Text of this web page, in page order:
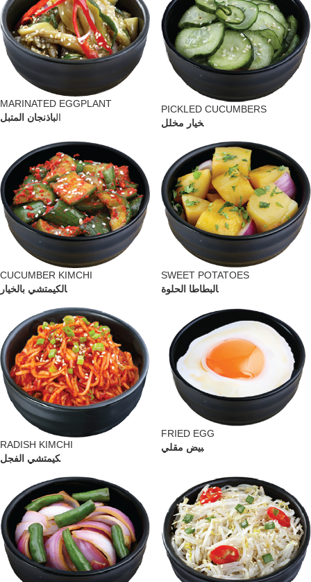
MARINATED EGGPLANT
الباذنجان المتبل
PICKLED CUCUMBERS
خيار مخلل
CUCUMBER KIMCHI
الكيمتشي بالخيار
SWEET POTATOES
البطاطا الحلوة
RADISH KIMCHI
كيمتشي الفجل
FRIED EGG
بيض مقلي